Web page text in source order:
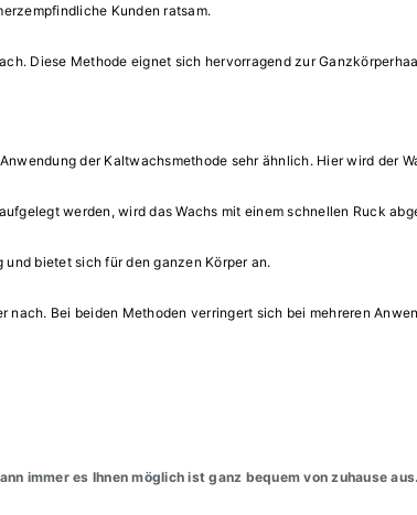
Kunden ratsam.
Diese Methode eignet sich hervorragend zur
der Kaltwachsmethode sehr ähnlich. Hier wird der
werden, wird das Wachs mit einem schnellen Ruck
bietet sich für den ganzen Körper an.
nach. Bei beiden Methoden verringert sich bei mehreren
immer es Ihnen möglich ist ganz bequem von zuhause aus.